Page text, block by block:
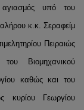
υπό του
κ.κ. Σεραφείμ
Πειραιώς
Βιομηχανικού
καθώς και του
κυρίου Γεωργίου